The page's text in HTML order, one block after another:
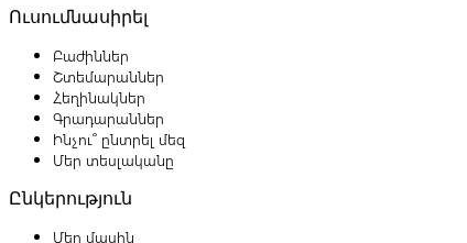
Ուսումնասիրել
Բաժիններ
Շտեմարաններ
Հեղինակներ
Գրադարաններ
Ինչու՞ ընտրել մեզ
Մեր տեսլականը
Ընկերություն
Մեր մասին